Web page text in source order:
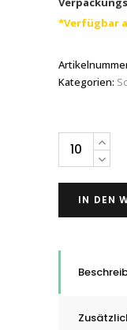
*Verfügbar
Kategorien:
PFERD
M,
Dimension:
IN DEN